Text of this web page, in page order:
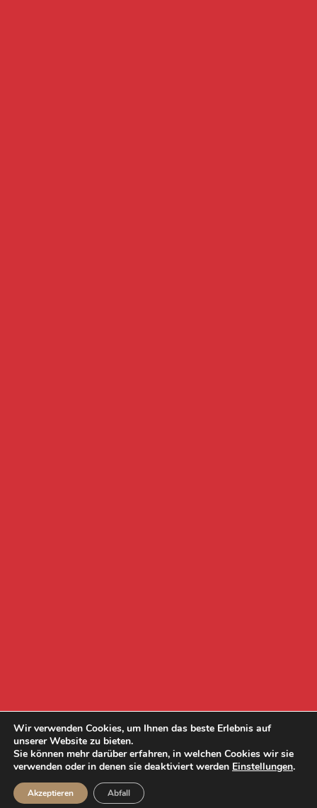
Wir verwenden Cookies, um Ihnen das beste Erlebnis auf
unserer Website zu bieten.
Sie können mehr darüber erfahren, in welchen Cookies wir sie
verwenden oder in denen sie deaktiviert werden Einstellungen.
Akzeptieren Abfall